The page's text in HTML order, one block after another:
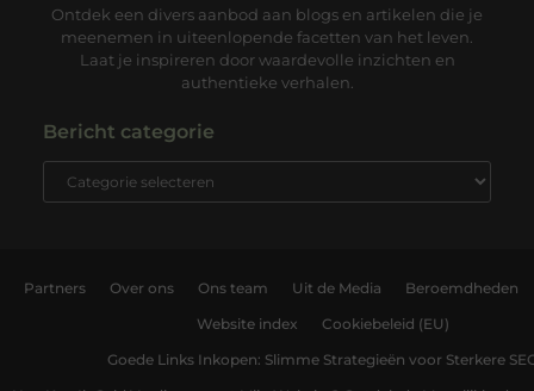
Ontdek een divers aanbod aan blogs en artikelen die je
meenemen in uiteenlopende facetten van het leven.
Laat je inspireren door waardevolle inzichten en
authentieke verhalen.
Bericht categorie
Partners Over ons Ons team Uit de Media Beroemdheden
Website index Cookiebeleid (EU)
Goede Links Inkopen: Slimme Strategieën voor Sterkere